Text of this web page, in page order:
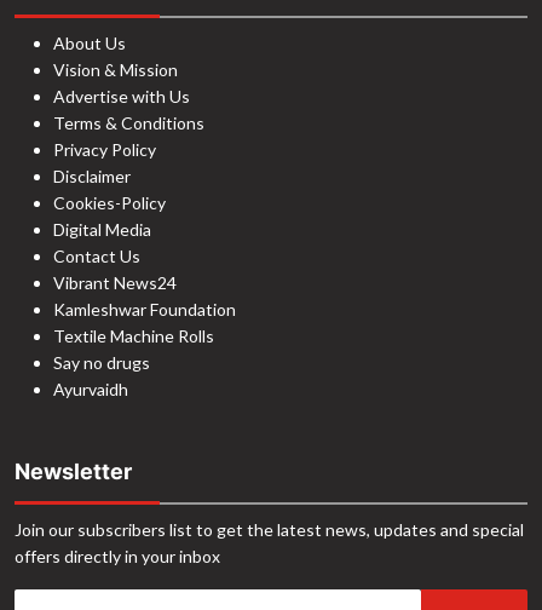
About Us
Vision & Mission
Advertise with Us
Terms & Conditions
Privacy Policy
Disclaimer
Cookies-Policy
Digital Media
Contact Us
Vibrant News24
Kamleshwar Foundation
Textile Machine Rolls
Say no drugs
Ayurvaidh
Newsletter
Join our subscribers list to get the latest news, updates and special
offers directly in your inbox